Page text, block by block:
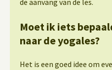
Moet ik iets
naar de yogales?
Het is een goed idee om